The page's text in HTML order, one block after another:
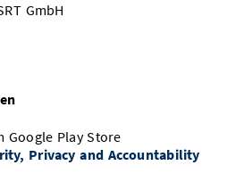
GmbH
Google Play Store
Privacy and Accountability